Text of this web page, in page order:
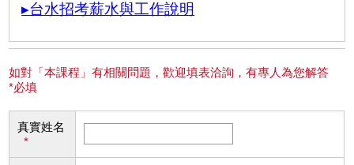
▸台水招考薪水與工作說明
如對「本課程」有相關問題，歡迎填表洽詢，有專人為您解答
*必填
真實姓名
*